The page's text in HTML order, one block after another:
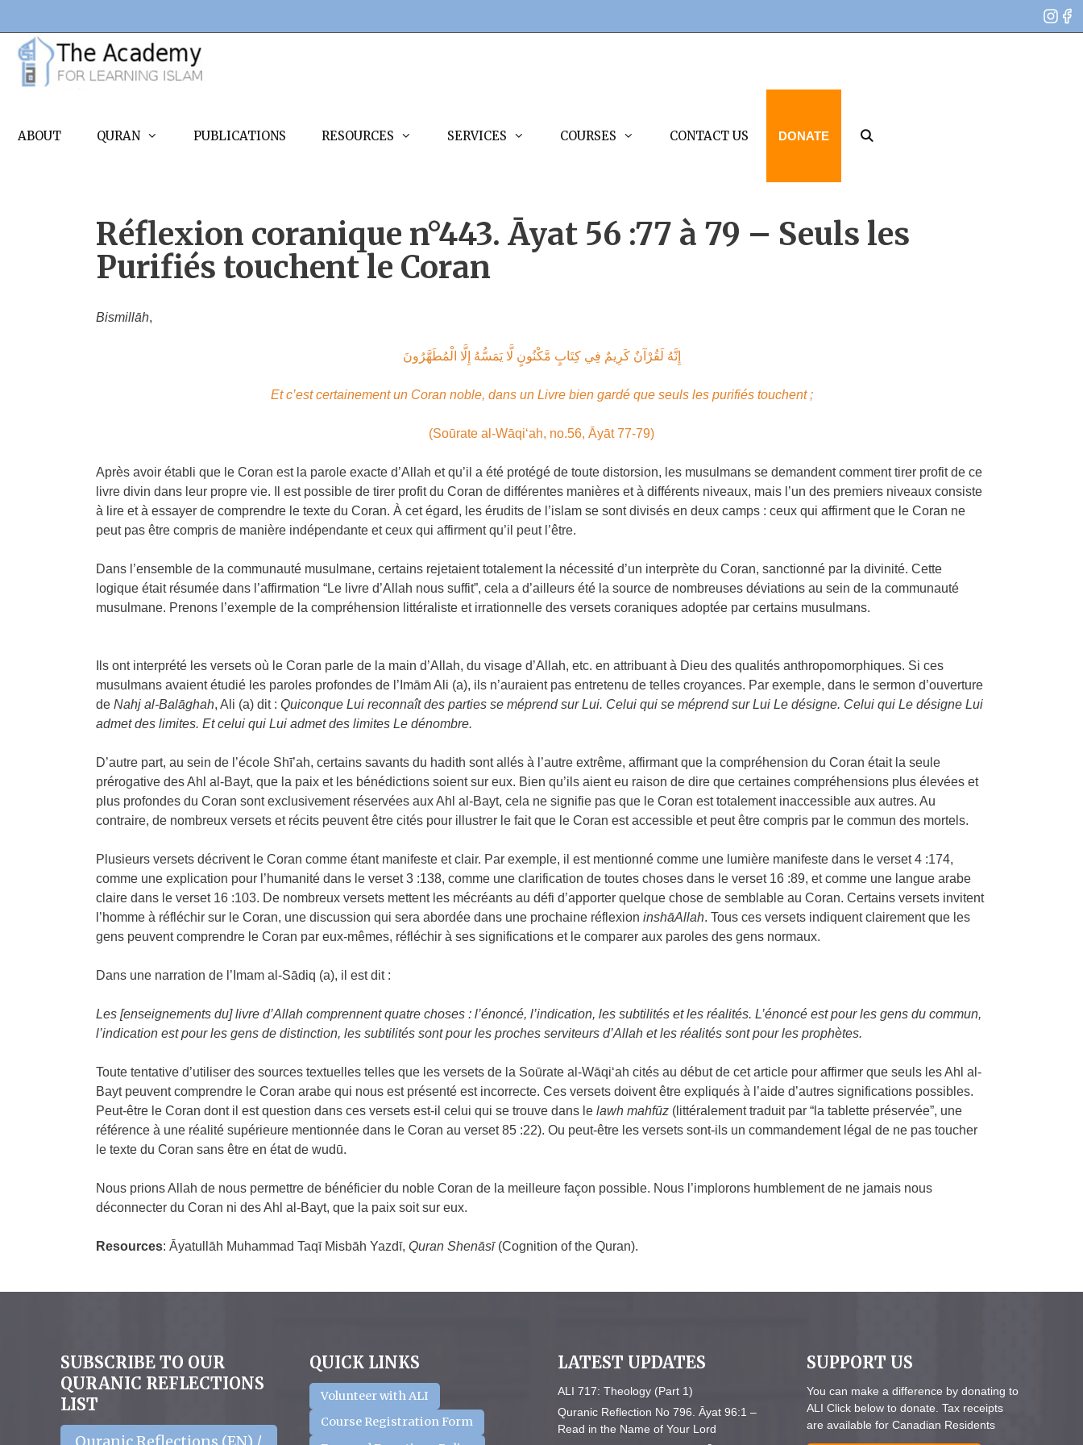
content
ABOUT QURAN PUBLICATIONS RESOURCES SERVICES COURSES CONTACT US DONATE
Réflexion coranique n°443. Āyat 56 :77 à 79 – Seuls les
Purifiés touchent le Coran
Bismillāh,
إِنَّهُ لَقُرْآنٌ كَرِيمٌ‏ فِي كِتَابٍ مَّكْنُونٍ‏ لَّا يَمَسُّهُ إِلَّا الْمُطَهَّرُونَ
Et c’est certainement un Coran noble, dans un Livre bien gardé que seuls les purifiés touchent ;
(Soūrate al-Wāqi‘ah, no.56, Āyāt 77-79)
Après avoir établi que le Coran est la parole exacte d’Allah et qu’il a été protégé de toute distorsion, les musulmans se demandent comment tirer profit de ce
livre divin dans leur propre vie. Il est possible de tirer profit du Coran de différentes manières et à différents niveaux, mais l’un des premiers niveaux consiste
à lire et à essayer de comprendre le texte du Coran. À cet égard, les érudits de l’islam se sont divisés en deux camps : ceux qui affirment que le Coran ne
peut pas être compris de manière indépendante et ceux qui affirment qu’il peut l’être.
Dans l’ensemble de la communauté musulmane, certains rejetaient totalement la nécessité d’un interprète du Coran, sanctionné par la divinité. Cette
logique était résumée dans l’affirmation “Le livre d’Allah nous suffit”, cela a d’ailleurs été la source de nombreuses déviations au sein de la communauté
musulmane. Prenons l’exemple de la compréhension littéraliste et irrationnelle des versets coraniques adoptée par certains musulmans.
Ils ont interprété les versets où le Coran parle de la main d’Allah, du visage d’Allah, etc. en attribuant à Dieu des qualités anthropomorphiques. Si ces
musulmans avaient étudié les paroles profondes de l’Imām Ali (a), ils n’auraient pas entretenu de telles croyances. Par exemple, dans le sermon d’ouverture
de Nahj al-Balāghah, Ali (a) dit : Quiconque Lui reconnaît des parties se méprend sur Lui. Celui qui se méprend sur Lui Le désigne. Celui qui Le désigne Lui
admet des limites. Et celui qui Lui admet des limites Le dénombre.
D’autre part, au sein de l’école Shī’ah, certains savants du hadith sont allés à l’autre extrême, affirmant que la compréhension du Coran était la seule
prérogative des Ahl al-Bayt, que la paix et les bénédictions soient sur eux. Bien qu’ils aient eu raison de dire que certaines compréhensions plus élevées et
plus profondes du Coran sont exclusivement réservées aux Ahl al-Bayt, cela ne signifie pas que le Coran est totalement inaccessible aux autres. Au
contraire, de nombreux versets et récits peuvent être cités pour illustrer le fait que le Coran est accessible et peut être compris par le commun des mortels.
Plusieurs versets décrivent le Coran comme étant manifeste et clair. Par exemple, il est mentionné comme une lumière manifeste dans le verset 4 :174,
comme une explication pour l’humanité dans le verset 3 :138, comme une clarification de toutes choses dans le verset 16 :89, et comme une langue arabe
claire dans le verset 16 :103. De nombreux versets mettent les mécréants au défi d’apporter quelque chose de semblable au Coran. Certains versets invitent
l’homme à réfléchir sur le Coran, une discussion qui sera abordée dans une prochaine réflexion inshāAllah. Tous ces versets indiquent clairement que les
gens peuvent comprendre le Coran par eux-mêmes, réfléchir à ses significations et le comparer aux paroles des gens normaux.
Dans une narration de l’Imam al-Sādiq (a), il est dit :
Les [enseignements du] livre d’Allah comprennent quatre choses : l’énoncé, l’indication, les subtilités et les réalités. L’énoncé est pour les gens du commun,
l’indication est pour les gens de distinction, les subtilités sont pour les proches serviteurs d’Allah et les réalités sont pour les prophètes.
Toute tentative d’utiliser des sources textuelles telles que les versets de la Soūrate al-Wāqi‘ah cités au début de cet article pour affirmer que seuls les Ahl al-
Bayt peuvent comprendre le Coran arabe qui nous est présenté est incorrecte. Ces versets doivent être expliqués à l’aide d’autres significations possibles.
Peut-être le Coran dont il est question dans ces versets est-il celui qui se trouve dans le lawh mahfūz (littéralement traduit par “la tablette préservée”, une
référence à une réalité supérieure mentionnée dans le Coran au verset 85 :22). Ou peut-être les versets sont-ils un commandement légal de ne pas toucher
le texte du Coran sans être en état de wudū.
Nous prions Allah de nous permettre de bénéficier du noble Coran de la meilleure façon possible. Nous l’implorons humblement de ne jamais nous
déconnecter du Coran ni des Ahl al-Bayt, que la paix soit sur eux.
Resources: Āyatullāh Muhammad Taqī Misbāh Yazdī, Quran Shenāsī(Cognition of the Quran).
SUBSCRIBE TO OUR
QURANIC REFLECTIONS
LIST
QUICK LINKS
Volunteer with ALI
Course Registration Form
LATEST UPDATES
ALI 717: Theology (Part 1)
Quranic Reflection No 796. Āyat 96:1 –
Read in the Name of Your Lord
SUPPORT US
You can make a difference by donating to
ALI Click below to donate. Tax receipts
are available for Canadian Residents